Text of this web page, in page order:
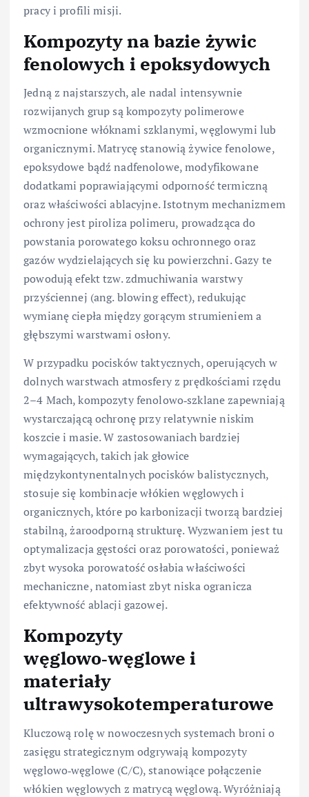
pracy i profili misji.
Kompozyty na bazie żywic
fenolowych i epoksydowych
Jedną z najstarszych, ale nadal intensywnie
rozwijanych grup są kompozyty polimerowe
wzmocnione włóknami szklanymi, węglowymi lub
organicznymi. Matrycę stanowią żywice fenolowe,
epoksydowe bądź nadfenolowe, modyfikowane
dodatkami poprawiającymi odporność termiczną
oraz właściwości ablacyjne. Istotnym mechanizmem
ochrony jest piroliza polimeru, prowadząca do
powstania porowatego koksu ochronnego oraz
gazów wydzielających się ku powierzchni. Gazy te
powodują efekt tzw. zdmuchiwania warstwy
przyściennej (ang. blowing effect), redukując
wymianę ciepła między gorącym strumieniem a
głębszymi warstwami osłony.
W przypadku pocisków taktycznych, operujących w
dolnych warstwach atmosfery z prędkościami rzędu
2–4 Mach, kompozyty fenolowo‑szklane zapewniają
wystarczającą ochronę przy relatywnie niskim
koszcie i masie. W zastosowaniach bardziej
wymagających, takich jak głowice
międzykontynentalnych pocisków balistycznych,
stosuje się kombinacje włókien węglowych i
organicznych, które po karbonizacji tworzą bardziej
stabilną, żaroodporną strukturę. Wyzwaniem jest tu
optymalizacja gęstości oraz porowatości, ponieważ
zbyt wysoka porowatość osłabia właściwości
mechaniczne, natomiast zbyt niska ogranicza
efektywność ablacji gazowej.
Kompozyty
węglowo‑węglowe i
materiały
ultrawysokotemperaturowe
Kluczową rolę w nowoczesnych systemach broni o
zasięgu strategicznym odgrywają kompozyty
węglowo‑węglowe (C/C), stanowiące połączenie
włókien węglowych z matrycą węglową. Wyróżniają